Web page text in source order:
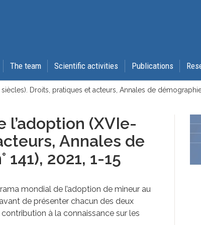
The team Scientific activities Publications
Droits, pratiques et acteurs, Annales de démographie
l’adoption (XVIe-
Annales de
141), 2021, 1-15
mondial de l’adoption de mineur au
de présenter chacun des deux
à la connaissance sur les